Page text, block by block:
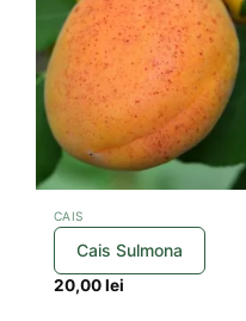
CAIS
Cais Sulmona
20,00lei